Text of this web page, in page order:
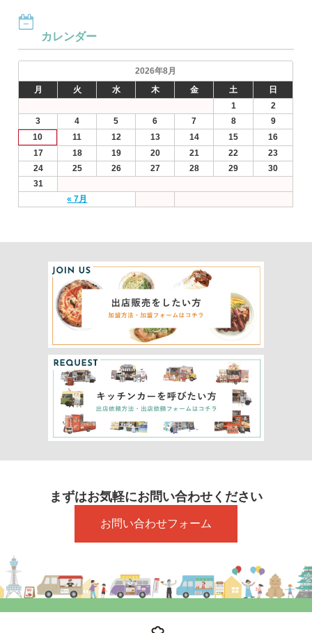
カレンダー
2026年8月
月
火 水 木 金 土 日
« 7月
1
2
3
4 5 6 7 8
9
10
11 12 13 14 15
16
17
18 19 20 21 22
23
24
25 26 27 28 29
30
31
まずはお気軽にお問い合わせください
お問い合わせフォーム